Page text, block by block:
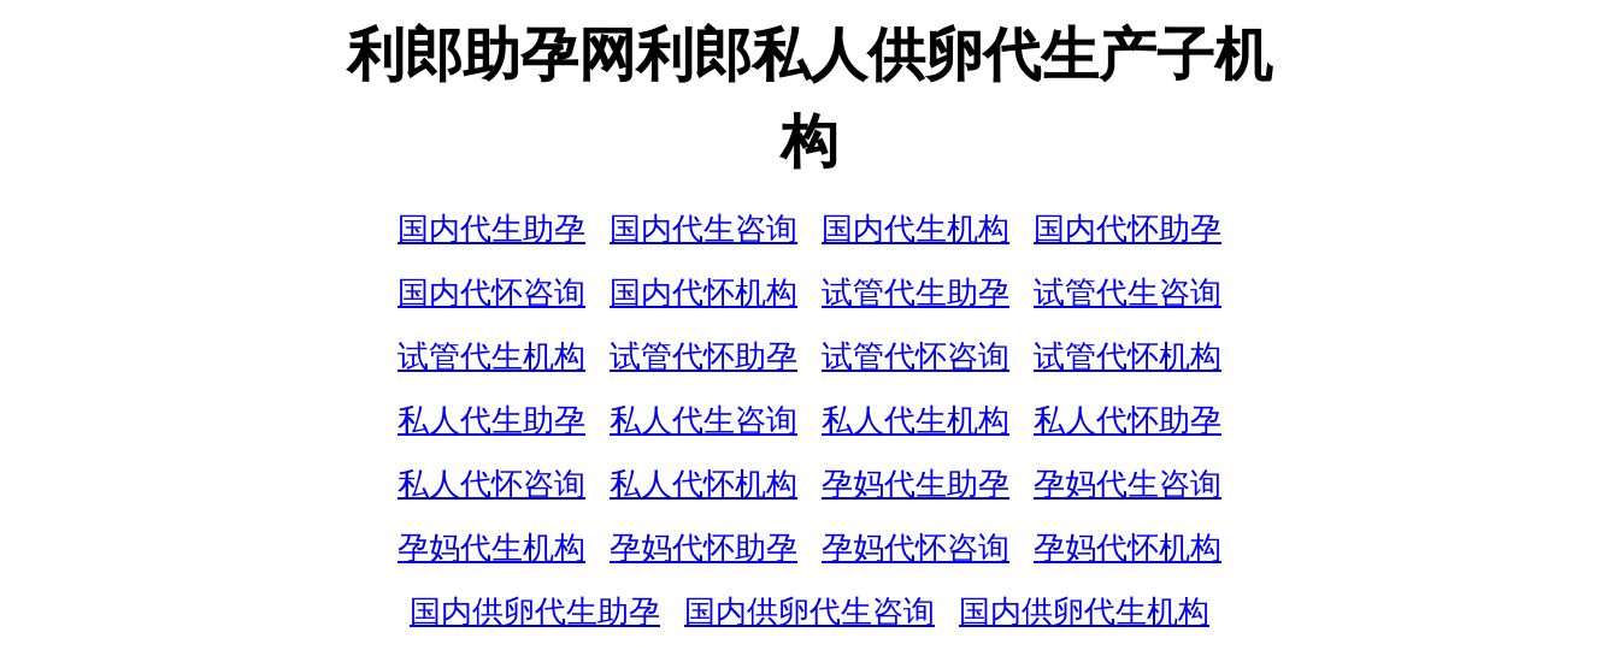
利郎助孕网利郎私人供卵代生产子机
构
国内代生助孕 国内代生咨询 国内代生机构
国内代怀助孕
国内代怀咨询
国内代怀机构 试管代生助孕
试管代生咨询
试管代生机构
试管代怀助孕 试管代怀咨询
试管代怀机构
私人代生助孕
私人代生咨询 私人代生机构
私人代怀助孕
私人代怀咨询
私人代怀机构 孕妈代生助孕
孕妈代生咨询
孕妈代生机构
孕妈代怀助孕 孕妈代怀咨询
孕妈代怀机构
国内供卵代生助孕
国内供卵代生咨询
国内供卵代生机构